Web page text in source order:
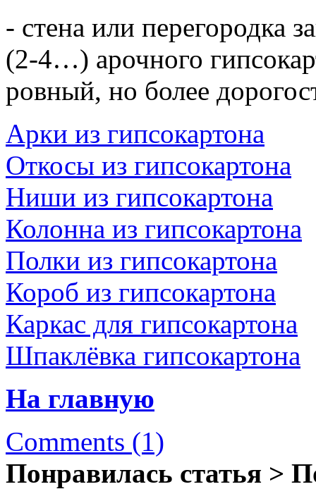
- стена или перегородка
(2-4…) арочного
ровный, но более
Арки из гипсокартона
Откосы из гипсокартона
Ниши из гипсокартона
Колонна из гипсокартона
Полки из гипсокартона
Короб из гипсокартона
Каркас для гипсокартона
Шпаклёвка гипсокартона
На главную
Comments (1)
Понравилась статья >